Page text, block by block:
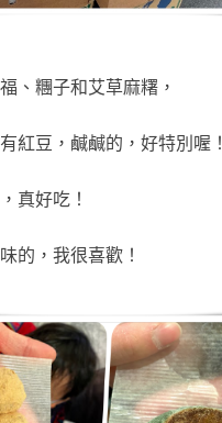
、糰子和艾草麻糬，
紅豆，鹹鹹的，好特別喔！
真好吃！
的，我很喜歡！